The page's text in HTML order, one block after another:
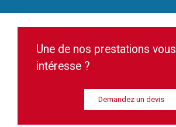
Une de nos prestations vous
intéresse ?
Demandez un devis